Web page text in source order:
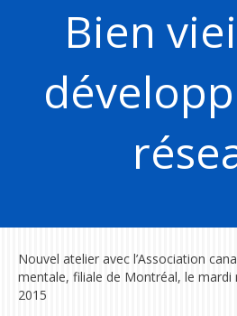
Bien
Nouvel atelier avec l’Association
mentale, filiale de Montréal, le
2015